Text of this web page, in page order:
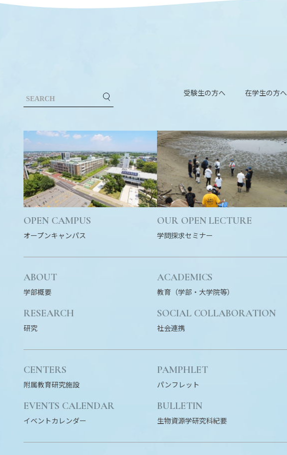
受験生の方へ 在学生の方へ
OPEN CAMPUS
オープンキャンパス
OUR OPEN LECTURE
学問探求セミナー
ABOUT
学部概要
ACADEMICS
教育（学部・大学院等）
RESEARCH
研究
SOCIAL COLLABORATION
社会連携
CENTERS
附属教育研究施設
PAMPHLET
パンフレット
EVENTS CALENDAR
イベントカレンダー
BULLETIN
生物資源学研究科紀要